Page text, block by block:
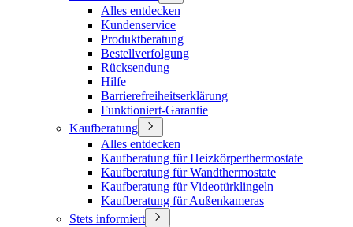
Alles entdecken
Kundenservice
Produktberatung
Bestellverfolgung
Rücksendung
Hilfe
Barrierefreiheitserklärung
Funktioniert-Garantie
Kaufberatung
Alles entdecken
Kaufberatung für Heizkörperthermostate
Kaufberatung für Wandthermostate
Kaufberatung für Videotürklingeln
Kaufberatung für Außenkameras
Stets informiert